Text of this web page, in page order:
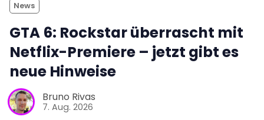
News
GTA 6: Rockstar überrascht mit
Netflix-Premiere – jetzt gibt es
neue Hinweise
Bruno Rivas
7. Aug. 2026